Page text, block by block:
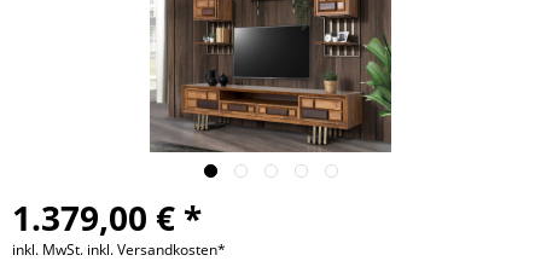
1.379,00 € *
inkl. MwSt. inkl. Versandkosten*